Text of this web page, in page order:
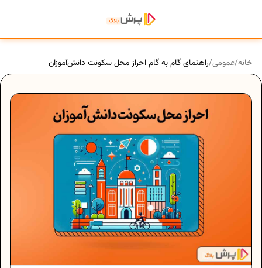
خانه/عمومی/راهنمای گام به گام احراز محل سکونت دانش‌آموزان